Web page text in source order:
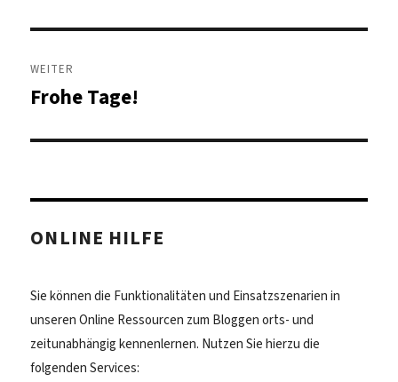
WEITER
Nächster
Frohe Tage!
ONLINE HILFE
Sie können die Funktionalitäten und Einsatzszenarien in
unseren Online Ressourcen zum Bloggen orts- und
zeitunabhängig kennenlernen. Nutzen Sie hierzu die
folgenden Services: